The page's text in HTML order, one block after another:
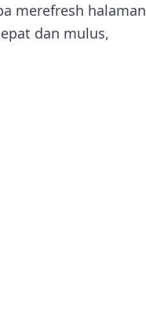
merefresh halaman
dan mulus,